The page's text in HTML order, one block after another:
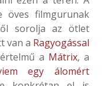
öves filmgurunak
sorolja az ötlet
van a Ragyogással
a Mátrix, a
egy álomért